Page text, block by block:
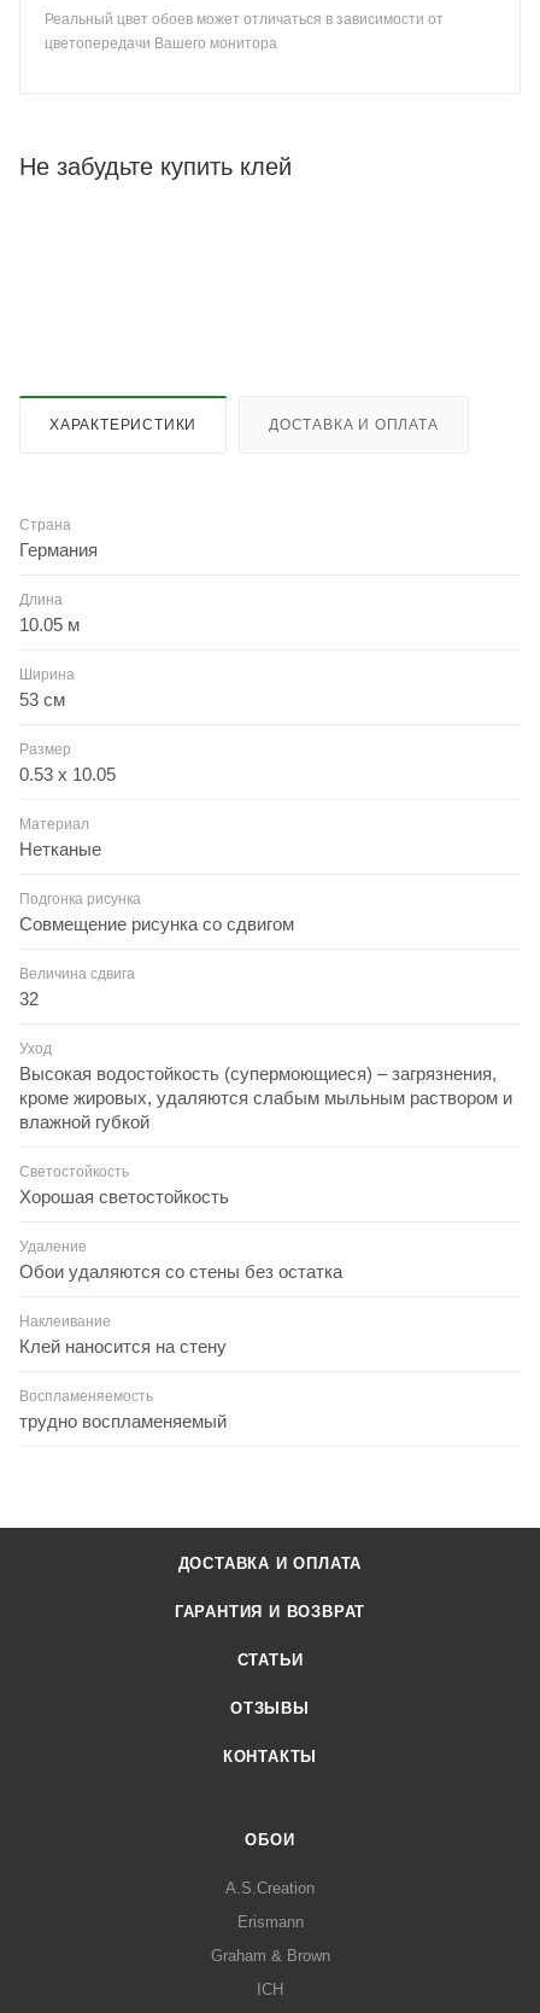
Реальный цвет обоев может отличаться в зависимости от
цветопередачи Вашего монитора
Не забудьте купить клей
ХАРАКТЕРИСТИКИ ДОСТАВКА И ОПЛАТА
Страна
Германия
Длина
10.05 м
Ширина
53 см
Размер
0.53 x 10.05
Материал
Нетканые
Подгонка рисунка
Совмещение рисунка со сдвигом
Величина сдвига
32
Уход
Высокая водостойкость (супермоющиеся) – загрязнения,
кроме жировых, удаляются слабым мыльным раствором и
влажной губкой
Светостойкость
Хорошая светостойкость
Удаление
Обои удаляются со стены без остатка
Наклеивание
Клей наносится на стену
Воспламеняемость
трудно воспламеняемый
ДОСТАВКА И ОПЛАТА
ГАРАНТИЯ И ВОЗВРАТ
СТАТЬИ
ОТЗЫВЫ
КОНТАКТЫ
ОБОИ
A.S.Creation
Erismann
Graham & Brown
ICH